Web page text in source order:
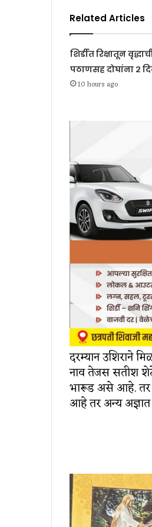
Related Articles
शिर्डीत रिक्षातून
पठाणसह दोघांना २
10 hours ago
दरम्यान उशिराने
नाव तेजस सतीश
भारूड असे आहे. तर
आहे तर अन्य